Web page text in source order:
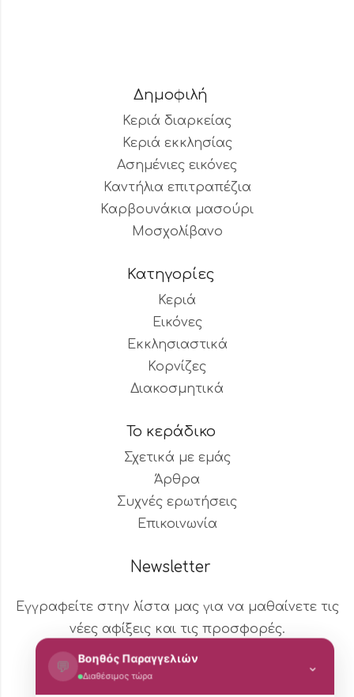
Δημοφιλή
Κεριά διαρκείας
Κεριά εκκλησίας
Ασημένιες εικόνες
Καντήλια επιτραπέζια
Καρβουνάκια μασούρι
Μοσχολίβανο
Κατηγορίες
Κεριά
Εικόνες
Εκκλησιαστικά
Κορνίζες
Διακοσμητικά
Το κεράδικο
Σχετικά με εμάς
Άρθρα
Συχνές ερωτήσεις
Επικοινωνία
Newsletter
Εγγραφείτε στην λίστα μας για να μαθαίνετε τις
νέες αφίξεις και τις προσφορές.
💬 Βοηθός Παραγγελιών
Διαθέσιμος τώρα
⌄